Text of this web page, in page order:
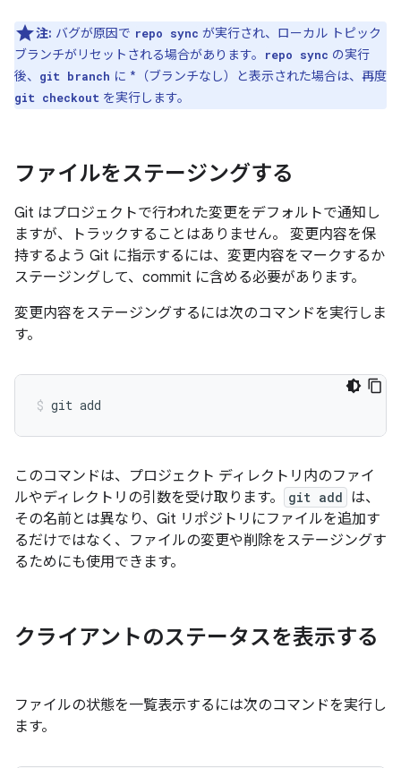
注: バグが原因で repo sync が実行され、ローカル トピック
ブランチがリセットされる場合があります。
repo sync の実行
後、
git branch に *（ブランチなし）と表示された場合は、再度
git checkout を実行します。
ファイルをステージングする
Git はプロジェクトで行われた変更をデフォルトで通知し
ますが、トラックすることはありません。 変更内容を保
持するよう Git に指示するには、変更内容をマークするか
ステージングして、commit に含める必要があります。
変更内容をステージングするには次のコマンドを実行しま
す。
このコマンドは、プロジェクト ディレクトリ内のファイ
ルやディレクトリの引数を受け取ります。
git add は、
その名前とは異なり、Git リポジトリにファイルを追加す
るだけではなく、ファイルの変更や削除をステージングす
るためにも使用できます。
クライアントのステータスを表示する
ファイルの状態を一覧表示するには次のコマンドを実行し
ます。